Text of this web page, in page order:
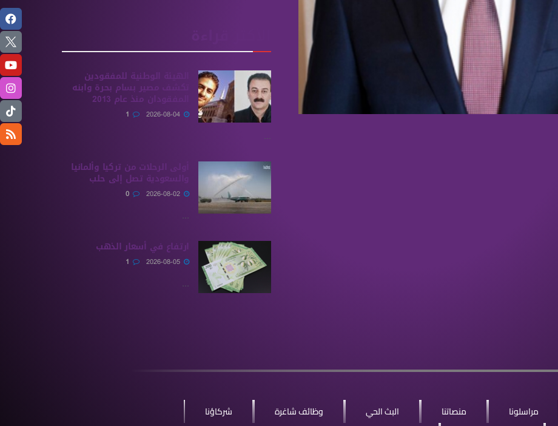
الهيئة الوطنية للمفقودين
تكشف مصير بسام بحرة وابنه
المفقودان منذ عام 2013
...
أولى الرحلات من ‏تركيا وألمانيا
والسعودية تصل إلى حلب
...
ارتفاع في أسعار الذهب
...
مراسلونا منصاتنا البث الحي وظائف شاغرة شركاؤنا